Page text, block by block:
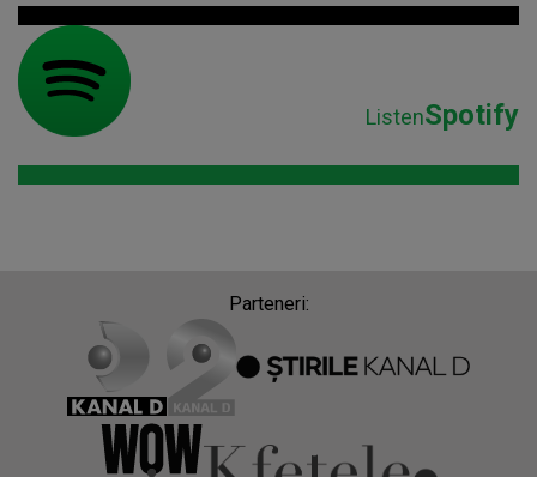
ListenSpotify
Parteneri: